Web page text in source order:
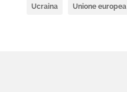
Ucraina Unione europea